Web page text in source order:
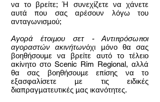
να το βρείτε; Ή συνεχίζετε να χάνετε
αυτά που σας αρέσουν λόγω του
ανταγωνισμού;
Αγορά έτοιμου σετ - Αντιπρόσωποι
αγοραστών ακινήτωνόχι μόνο θα σας
βοηθήσουμε να βρείτε αυτό το τέλειο
ακίνητο στο Scenic Rim Regional, αλλά
θα σας βοηθήσουμε επίσης να το
εξασφαλίσετε με τις ειδικές
διαπραγματευτικές μας ικανότητες.